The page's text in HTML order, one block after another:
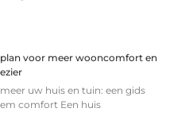
voor meer wooncomfort en
uw huis en tuin: een gids
comfort Een huis